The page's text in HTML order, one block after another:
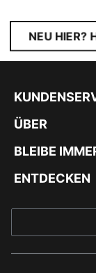
NEU HIER?
ÜBER
BLEIBE
ENTDECKEN